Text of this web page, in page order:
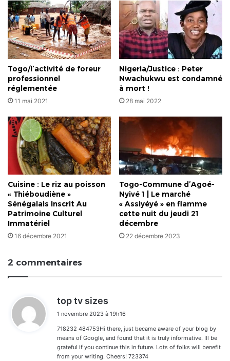
Togo/l’activité de foreur
professionnel
réglementée
11 mai 2021
Nigeria/Justice : Peter
Nwachukwu est condamné
à mort !
28 mai 2022
Cuisine : Le riz au poisson
« Thiéboudiène »
Sénégalais Inscrit Au
Patrimoine Culturel
Immatériel
16 décembre 2021
Togo-Commune d’Agoé-
Nyivé 1 | Le marché
« Assiyéyé » en flamme
cette nuit du jeudi 21
décembre
22 décembre 2023
2 commentaires
top tv sizes
:
1 novembre 2023 à 19h16
718232 484753Hi there, just became aware of your blog by
means of Google, and found that it is truly informative. Ill be
grateful if you continue this in future. Lots of folks will benefit
from your writing. Cheers! 723374